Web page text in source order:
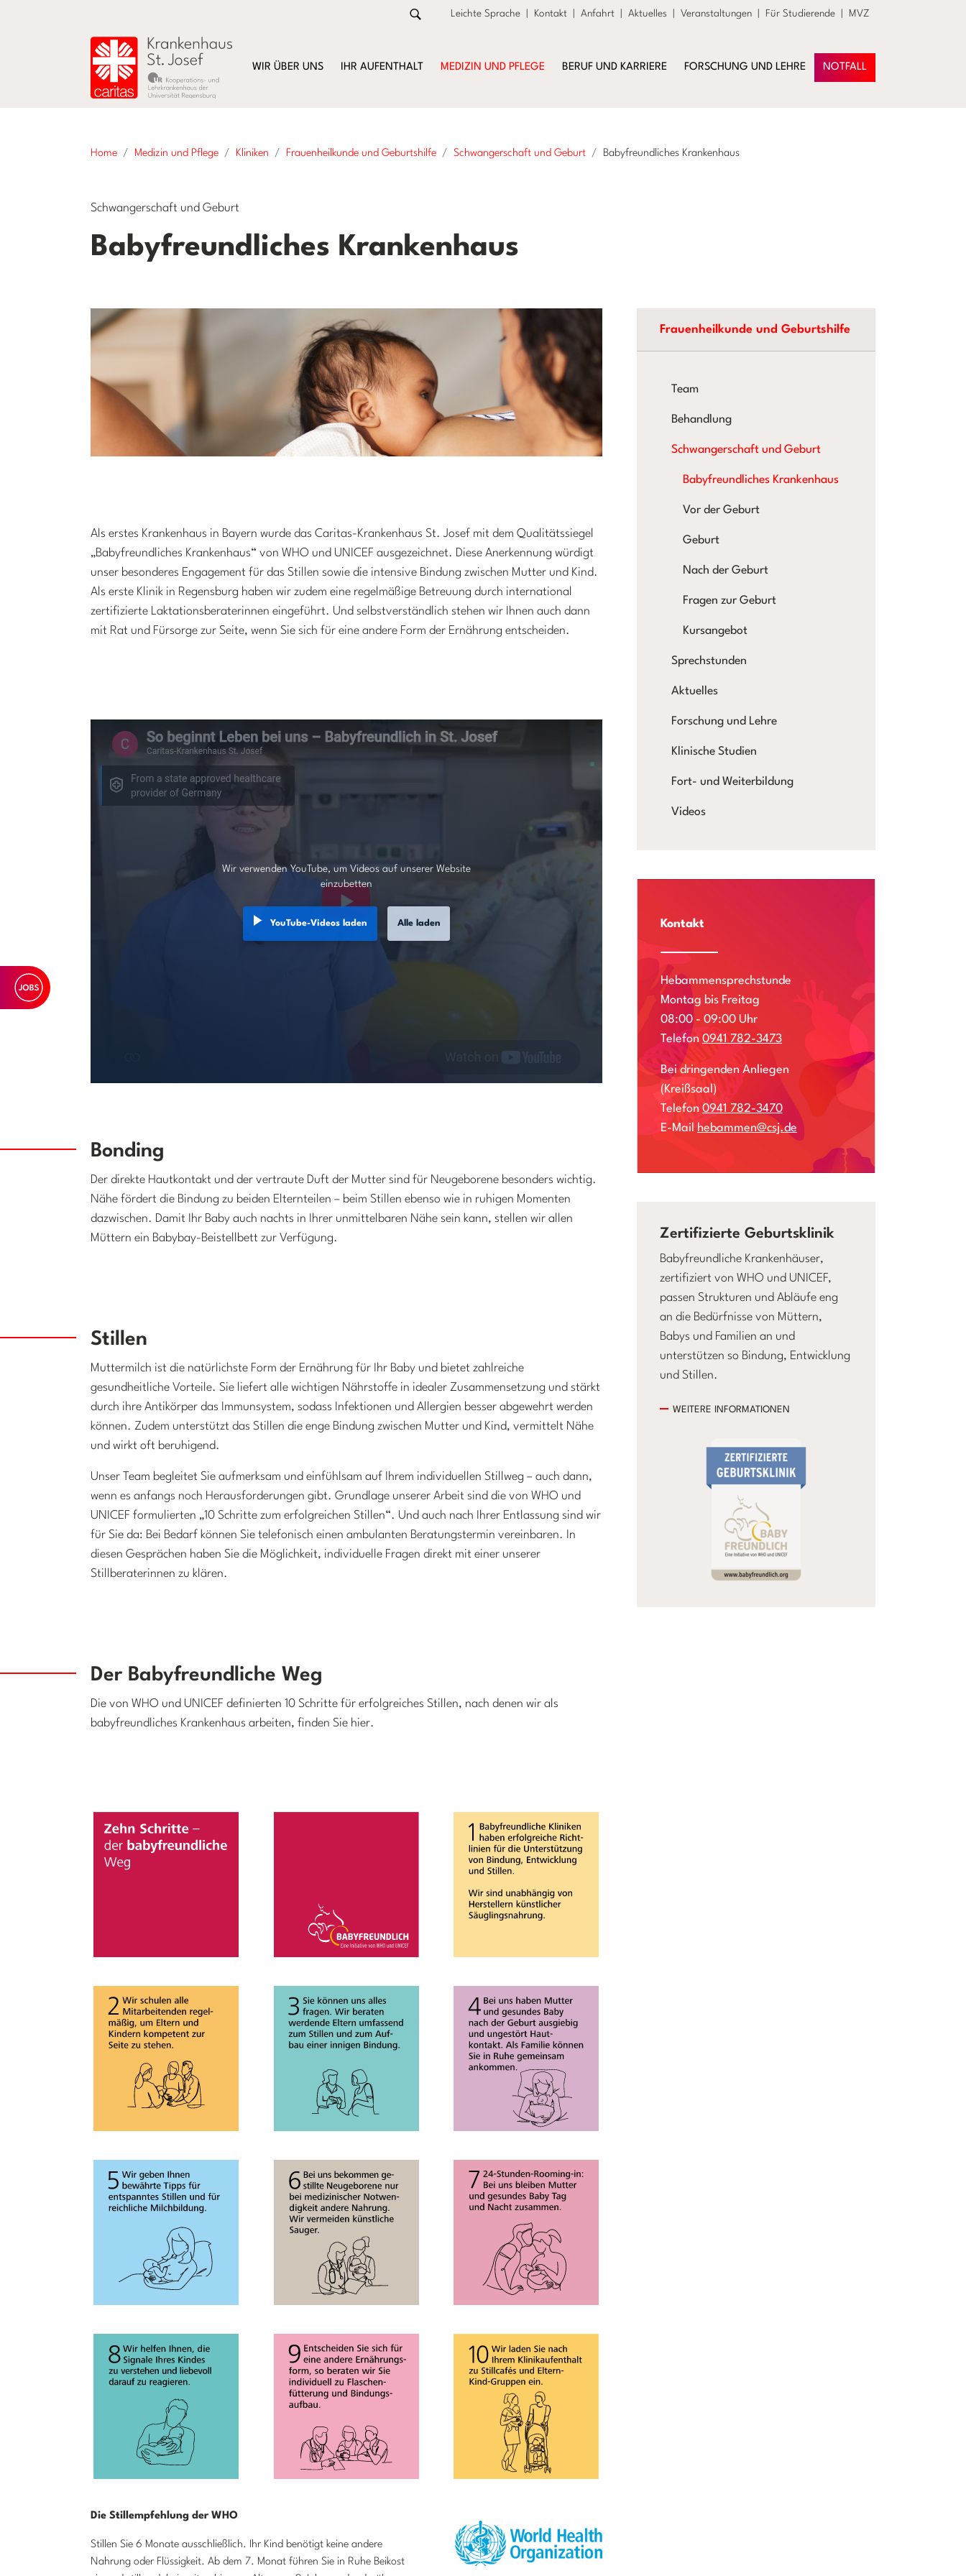
Leichte Sprache Kontakt Anfahrt Aktuelles Veranstaltungen Für Studierende MVZ
WIR ÜBER UNS IHR AUFENTHALT MEDIZIN UND PFLEGE BERUF UND KARRIERE FORSCHUNG UND LEHRE NOTFALL
Home Medizin und Pflege Kliniken Frauenheilkunde und Geburtshilfe Schwangerschaft und Geburt Babyfreundliches Krankenhaus
Schwangerschaft und Geburt
Babyfreundliches Krankenhaus
Als erstes Krankenhaus in Bayern wurde das Caritas-Krankenhaus St. Josef mit dem Qualitätssiegel
„Babyfreundliches Krankenhaus“ von WHO und UNICEF ausgezeichnet. Diese Anerkennung würdigt
unser besonderes Engagement für das Stillen sowie die intensive Bindung zwischen Mutter und Kind.
Als erste Klinik in Regensburg haben wir zudem eine regelmäßige Betreuung durch international
zertifizierte Laktationsberaterinnen eingeführt. Und selbstverständlich stehen wir Ihnen auch dann
mit Rat und Fürsorge zur Seite, wenn Sie sich für eine andere Form der Ernährung entscheiden.
Wir verwenden YouTube, um Videos auf unserer Website
einzubetten
YouTube-Videos laden Alle laden
Bonding
Der direkte Hautkontakt und der vertraute Duft der Mutter sind für Neugeborene besonders wichtig.
Nähe fördert die Bindung zu beiden Elternteilen – beim Stillen ebenso wie in ruhigen Momenten
dazwischen. Damit Ihr Baby auch nachts in Ihrer unmittelbaren Nähe sein kann, stellen wir allen
Müttern ein Babybay-Beistellbett zur Verfügung.
Stillen
Muttermilch ist die natürlichste Form der Ernährung für Ihr Baby und bietet zahlreiche
gesundheitliche Vorteile. Sie liefert alle wichtigen Nährstoffe in idealer Zusammensetzung und stärkt
durch ihre Antikörper das Immunsystem, sodass Infektionen und Allergien besser abgewehrt werden
können. Zudem unterstützt das Stillen die enge Bindung zwischen Mutter und Kind, vermittelt Nähe
und wirkt oft beruhigend.
Unser Team begleitet Sie aufmerksam und einfühlsam auf Ihrem individuellen Stillweg – auch dann,
wenn es anfangs noch Herausforderungen gibt. Grundlage unserer Arbeit sind die von WHO und
UNICEF formulierten „10 Schritte zum erfolgreichen Stillen“. Und auch nach Ihrer Entlassung sind wir
für Sie da: Bei Bedarf können Sie telefonisch einen ambulanten Beratungstermin vereinbaren. In
diesen Gesprächen haben Sie die Möglichkeit, individuelle Fragen direkt mit einer unserer
Stillberaterinnen zu klären.
Der Babyfreundliche Weg
Die von WHO und UNICEF definierten 10 Schritte für erfolgreiches Stillen, nach denen wir als
babyfreundliches Krankenhaus arbeiten, finden Sie hier.
Die Stillempfehlung der WHO
Stillen Sie 6 Monate ausschließlich. Ihr Kind benötigt keine andere
Nahrung oder Flüssigkeit. Ab dem 7. Monat führen Sie in Ruhe Beikost
Frauenheilkunde und Geburtshilfe
Team
Behandlung
Schwangerschaft und Geburt
Babyfreundliches Krankenhaus
Vor der Geburt
Geburt
Nach der Geburt
Fragen zur Geburt
Kursangebot
Sprechstunden
Aktuelles
Forschung und Lehre
Klinische Studien
Fort- und Weiterbildung
Videos
Kontakt
Hebammensprechstunde
Montag bis Freitag
08:00 - 09:00 Uhr
Telefon0941 782-3473
Bei dringenden Anliegen
(Kreißsaal)
Telefon 0941 782-3470
E-Mail
hebammen@csj.de
Zertifizierte Geburtsklinik
Babyfreundliche Krankenhäuser,
zertifiziert von WHO und UNICEF,
passen Strukturen und Abläufe eng
an die Bedürfnisse von Müttern,
Babys und Familien an und
unterstützen so Bindung, Entwicklung
und Stillen.
WEITERE INFORMATIONEN